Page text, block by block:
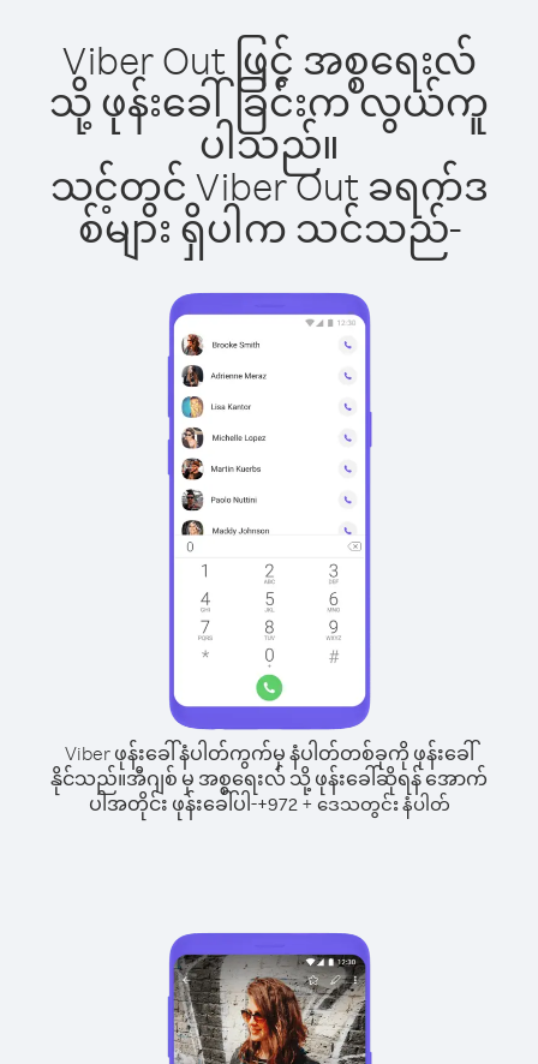
Viber Out ဖြင့် အစ္စရေးလ်
သို့ ဖုန်းခေါ်ခြင်းက လွယ်ကူ
ပါသည်။
သင့်တွင် Viber Out ခရက်ဒ
စ်များ ရှိပါက သင်သည်-
Viber ဖုန်းခေါ်နံပါတ်ကွက်မှ နံပါတ်တစ်ခုကို ဖုန်းခေါ်
နိုင်သည်။အီဂျစ် မှ အစ္စရေးလ် သို့ ဖုန်းခေါ်ဆိုရန် အောက်
ပါအတိုင်း ဖုန်းခေါ်ပါ-+972+ ဒေသတွင်း နံပါတ်